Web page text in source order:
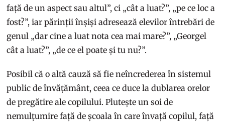
față de un aspect sau altul”, ci „cât a luat?”, „pe ce loc a
fost?”, iar părinții înșiși adresează elevilor întrebări de
genul „dar cine a luat nota cea mai mare?”, „Georgel
cât a luat?”, „de ce el poate și tu nu?”.
Posibil că o altă cauză să fie neîncrederea în sistemul
public de învățământ, ceea ce duce la dublarea orelor
de pregătire ale copilului. Plutește un soi de
nemulțumire față de școala în care învață copilul, față